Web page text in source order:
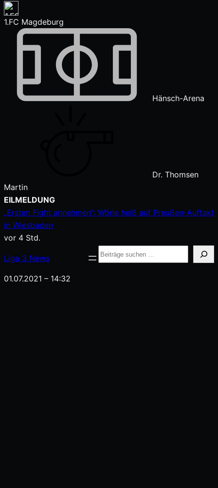
1.FC Magdeburg
Hänsch-Arena
Dr. Thomsen
Martin
Zum
Inhalt
springen
EILMELDUNG
„Ersten Fight annehmen“: Wörle heiß auf Preußen-Auftakt
in Wiesbaden
vor 4 Std.
Liga 3 News
Suche
01.07.2021 – 14:32